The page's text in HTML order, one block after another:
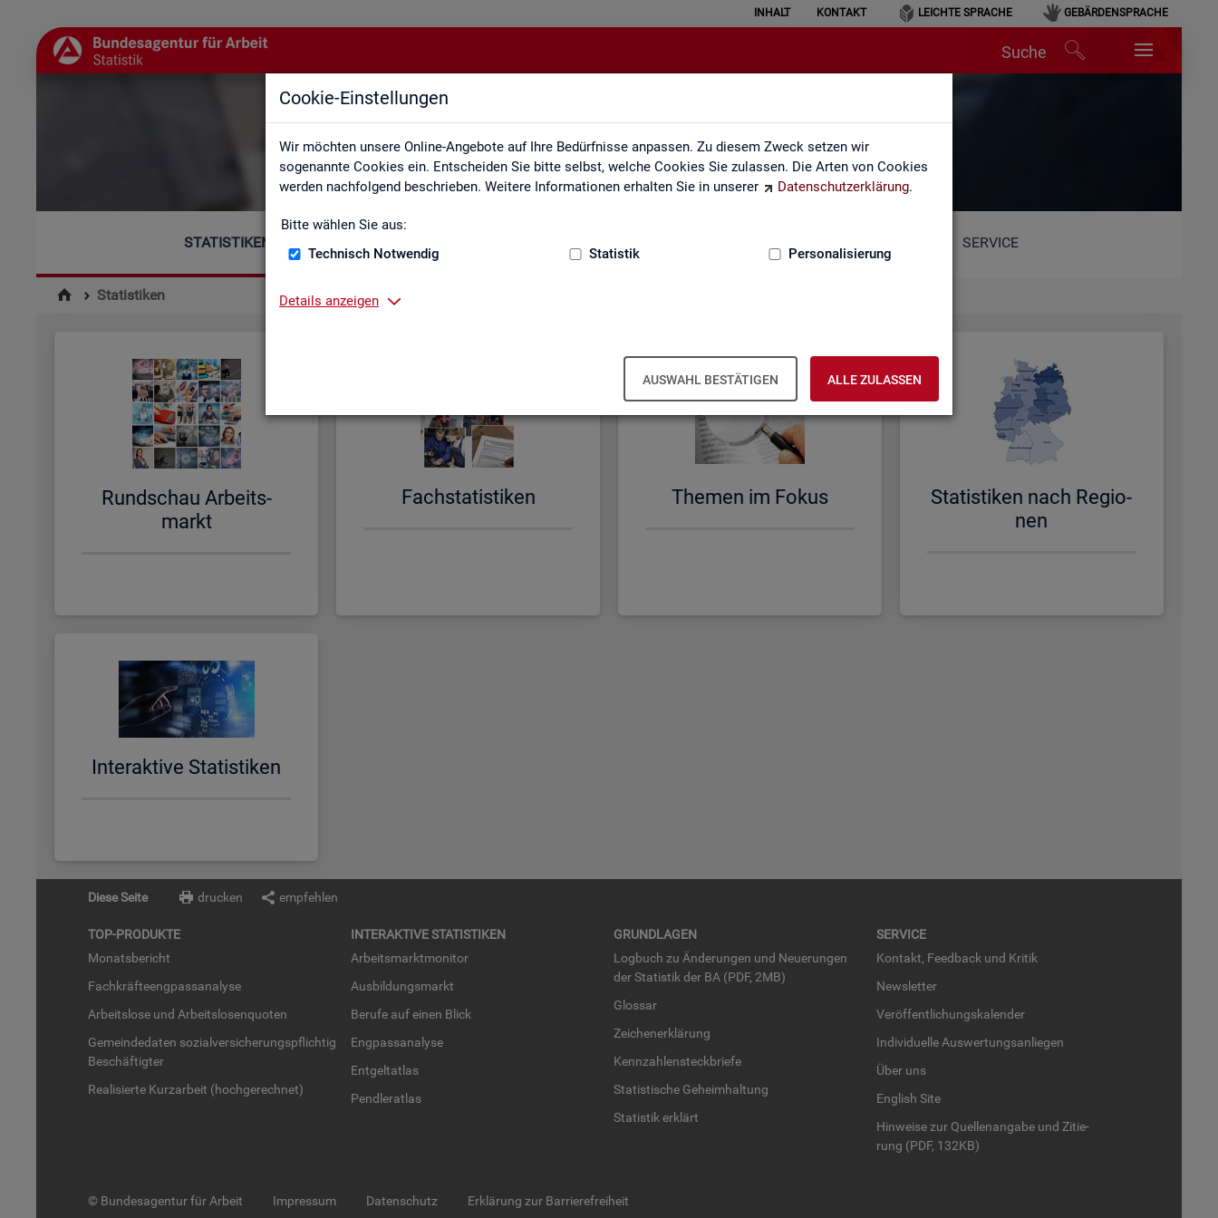
Cookie-Einstellungen
Wir möchten unsere Online-Angebote auf Ihre Bedürfnisse anpassen. Zu diesem Zweck setzen wir
sogenannte Cookies ein. Entscheiden Sie bitte selbst, welche Cookies Sie zulassen. Die Arten von Cookies
werden nachfolgend beschrieben. Weitere Informationen erhalten Sie in unserer
Datenschutzerklärung.
Bitte wählen Sie aus:
Technisch Notwendig
Statistik Personalisierung
Details anzeigen
AUSWAHL BESTÄTIGEN ALLE ZULASSEN
INHALT KONTAKT LEICHTE SPRACHE GEBÄRDENSPRACHE
Suche
Statistiken
STATISTIKEN SERVICE
Statistiken
Rund­schau Ar­beits­
markt
Fach­sta­tis­ti­ken The­men im Fokus
Sta­tis­ti­ken nach Re­gio­
nen
In­ter­ak­ti­ve Sta­tis­ti­ken
Diese Seite drucken empfehlen
TOP-PRO­DUK­TE
Mo­nats­be­richt
Fach­kräf­te­eng­pass­ana­ly­se
Ar­beits­lo­se und Ar­beits­lo­sen­quo­ten
Ge­mein­de­da­ten so­zi­al­ver­si­che­rungs­pflich­tig
Be­schäf­tig­ter
Rea­li­sier­te Kurz­ar­beit (hoch­ge­rech­net)
IN­TER­AK­TI­VE STA­TIS­TI­KEN
Ar­beits­markt­mo­ni­tor
Aus­bil­dungs­markt
Be­ru­fe auf einen Blick
Eng­pass­ana­ly­se
Ent­gel­t­at­las
Pend­ler­at­las
GRUND­LA­GEN
Log­buch zu Än­de­run­gen und Neue­run­gen
der Sta­tis­tik der BA (PDF, 2MB)
Glos­sar
Zei­chen­er­klä­rung
Kenn­zah­len­steck­brie­fe
Sta­tis­ti­sche Ge­heim­hal­tung
Sta­tis­tik er­klärt
SER­VICE
Kon­takt, Feed­back und Kri­tik
News­let­ter
Ver­öf­fent­li­chungs­ka­len­der
In­di­vi­du­el­le Aus­wer­tungs­an­lie­gen
Über uns
English Site
Hin­wei­se zur Quel­len­an­ga­be und Zi­tie­
rung (PDF, 132KB)
© Bundesagentur für Arbeit Impressum Datenschutz Erklärung zur Barrierefreiheit